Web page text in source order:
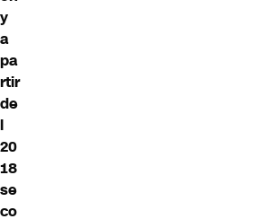
y
a
pa
rtir
de
l
20
18
se
co